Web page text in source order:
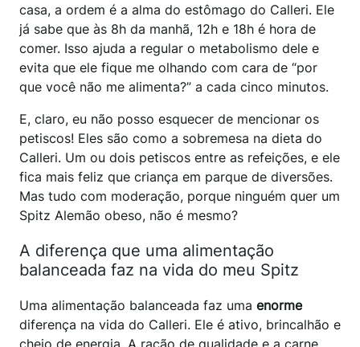
casa, a ordem é a alma do estômago do Calleri. Ele
já sabe que às 8h da manhã, 12h e 18h é hora de
comer. Isso ajuda a regular o metabolismo dele e
evita que ele fique me olhando com cara de “por
que você não me alimenta?” a cada cinco minutos.
E, claro, eu não posso esquecer de mencionar os
petiscos! Eles são como a sobremesa na dieta do
Calleri. Um ou dois petiscos entre as refeições, e ele
fica mais feliz que criança em parque de diversões.
Mas tudo com moderação, porque ninguém quer um
Spitz Alemão obeso, não é mesmo?
A diferença que uma alimentação
balanceada faz na vida do meu Spitz
Uma alimentação balanceada faz uma enorme
diferença na vida do Calleri. Ele é ativo, brincalhão e
cheio de energia. A ração de qualidade e a carne